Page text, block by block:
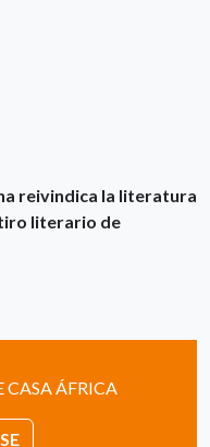
reivindica la literatura
literario de
ÁFRICA